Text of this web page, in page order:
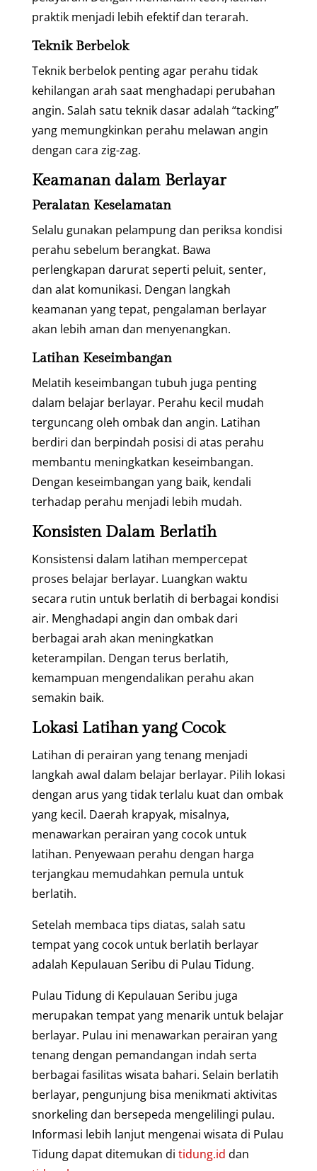
praktik menjadi lebih efektif dan terarah.
Teknik Berbelok
Teknik berbelok penting agar perahu tidak
kehilangan arah saat menghadapi perubahan
angin. Salah satu teknik dasar adalah “tacking”
yang memungkinkan perahu melawan angin
dengan cara zig-zag.
Keamanan dalam Berlayar
Peralatan Keselamatan
Selalu gunakan pelampung dan periksa kondisi
perahu sebelum berangkat. Bawa
perlengkapan darurat seperti peluit, senter,
dan alat komunikasi. Dengan langkah
keamanan yang tepat, pengalaman berlayar
akan lebih aman dan menyenangkan.
Latihan Keseimbangan
Melatih keseimbangan tubuh juga penting
dalam belajar berlayar. Perahu kecil mudah
terguncang oleh ombak dan angin. Latihan
berdiri dan berpindah posisi di atas perahu
membantu meningkatkan keseimbangan.
Dengan keseimbangan yang baik, kendali
terhadap perahu menjadi lebih mudah.
Konsisten Dalam Berlatih
Konsistensi dalam latihan mempercepat
proses belajar berlayar. Luangkan waktu
secara rutin untuk berlatih di berbagai kondisi
air. Menghadapi angin dan ombak dari
berbagai arah akan meningkatkan
keterampilan. Dengan terus berlatih,
kemampuan mengendalikan perahu akan
semakin baik.
Lokasi Latihan yang Cocok
Latihan di perairan yang tenang menjadi
langkah awal dalam belajar berlayar. Pilih lokasi
dengan arus yang tidak terlalu kuat dan ombak
yang kecil. Daerah krapyak, misalnya,
menawarkan perairan yang cocok untuk
latihan. Penyewaan perahu dengan harga
terjangkau memudahkan pemula untuk
berlatih.
Setelah membaca tips diatas, salah satu
tempat yang cocok untuk berlatih berlayar
adalah Kepulauan Seribu di Pulau Tidung.
Pulau Tidung di Kepulauan Seribu juga
merupakan tempat yang menarik untuk belajar
berlayar. Pulau ini menawarkan perairan yang
tenang dengan pemandangan indah serta
berbagai fasilitas wisata bahari. Selain berlatih
berlayar, pengunjung bisa menikmati aktivitas
snorkeling dan bersepeda mengelilingi pulau.
Informasi lebih lanjut mengenai wisata di Pulau
Tidung dapat ditemukan di tidung.id dan